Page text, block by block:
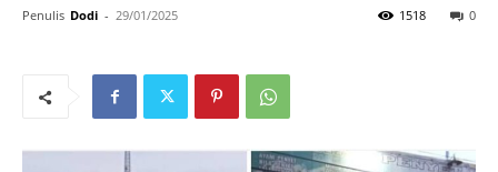
Penulis Dodi - 29/01/2025 0
1518